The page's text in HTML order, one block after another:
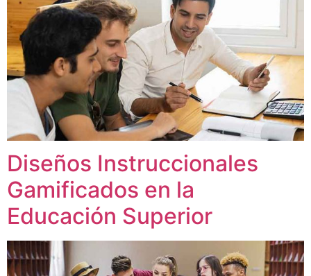
Diseños Instruccionales
Gamificados en la
Educación Superior